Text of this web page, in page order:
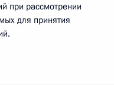
при рассмотрении
для принятия